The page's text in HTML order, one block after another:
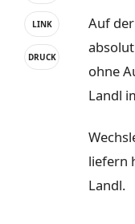
LINK
DRUCK
Auf
ohne
Landl
liefern
Landl.